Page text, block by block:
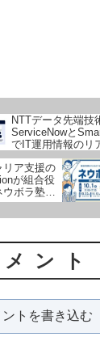
NTTデータ先端技
ServiceNowと
でIT運用情報のリ
有と業務効率化を
リア支援の
が組合役
ウボラ塾」
ント
ントを書き込む